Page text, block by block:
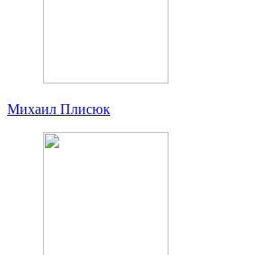
Михаил Плисюк